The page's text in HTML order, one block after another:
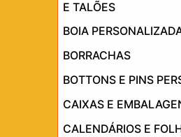
E TALÕES
BOIA
BORRACHAS
BOTTONS E PINS
CAIXAS E
CALENDÁRIOS E